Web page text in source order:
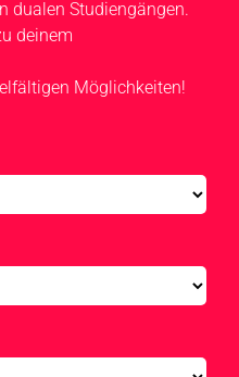
dualen Studiengängen.
deinem
Möglichkeiten!